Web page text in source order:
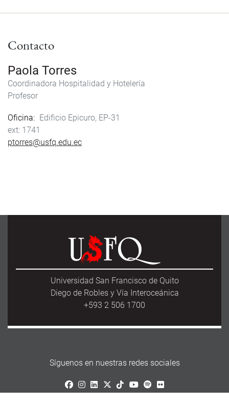
Contacto
Paola Torres
Coordinadora Hospitalidad y Hotelería
Profesor
Oficina
Edificio Epicuro, EP-31
1741
ptorres@usfq.edu.ec
Universidad San Francisco de Quito
Diego de Robles y Vía Interoceánica
+593 2 506 1700
Síguenos en nuestras redes sociales